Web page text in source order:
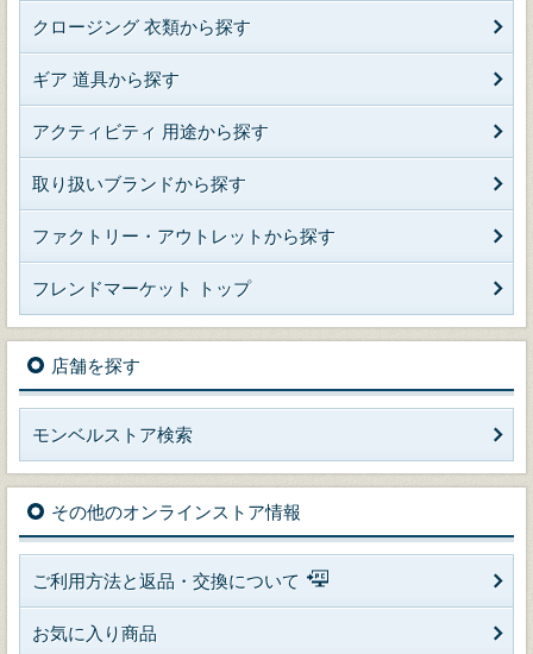
クロージング 衣類から探す
ギア 道具から探す
アクティビティ 用途から探す
取り扱いブランドから探す
ファクトリー・アウトレットから探す
フレンドマーケット トップ
店舗を探す
モンベルストア検索
その他のオンラインストア情報
ご利用方法と返品・交換について
お気に入り商品